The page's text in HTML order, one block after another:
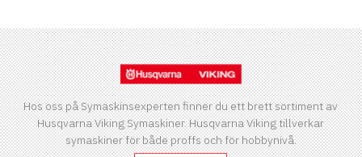
Hos oss på Symaskinsexperten finner du ett brett sortiment av
Husqvarna Viking Symaskiner. Husqvarna Viking tillverkar
symaskiner för både proffs och för hobbynivå.